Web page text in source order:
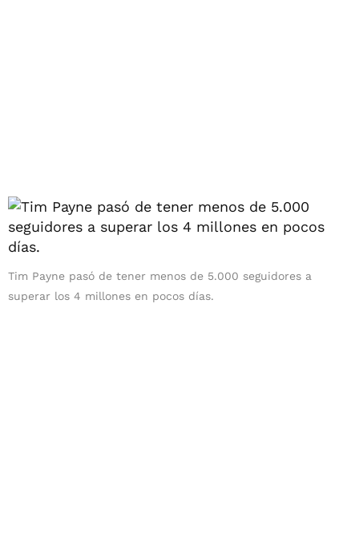
Tim Payne pasó de tener menos de 5.000 seguidores a
superar los 4 millones en pocos días.